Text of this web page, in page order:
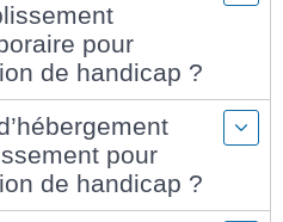
pour
de handicap ?
pour
de handicap ?